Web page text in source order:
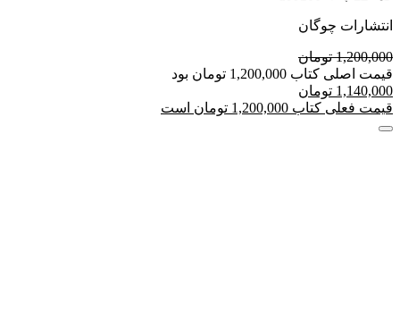
انتشارات چوگان
1,200,000 تومان
قیمت اصلی کتاب 1,200,000 تومان بود
1,140,000 تومان
قیمت فعلی کتاب 1,200,000 تومان است